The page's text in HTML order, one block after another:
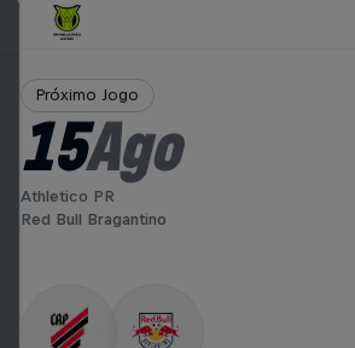
Próximo Jogo
15Ago
Athletico PR
Red Bull Bragantino